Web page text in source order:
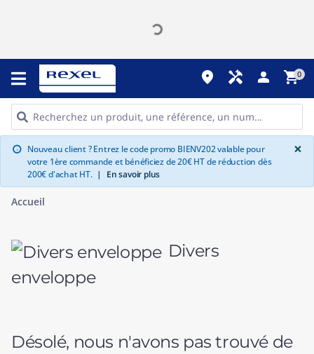
place handyman person shopping_cart0
info Nouveau client ? Entrez le code promo BIENV202 valable pour
votre 1ère commande et bénéficiez de 20€ HT de réduction dès
200€ d'achat HT. | En savoir plus
×
Accueil
Divers
enveloppe
Désolé, nous n'avons pas trouvé de